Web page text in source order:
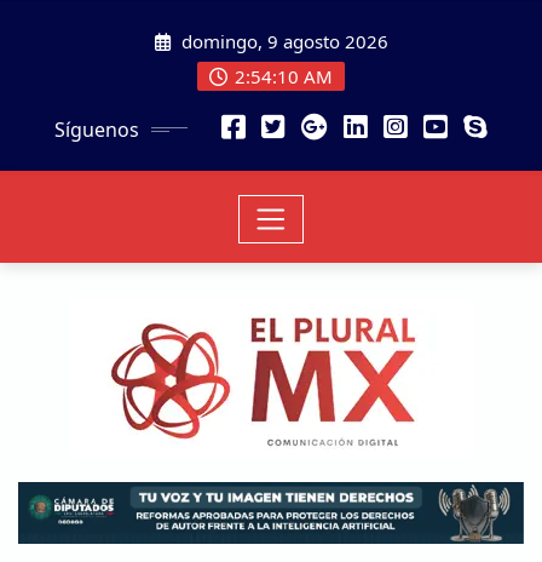
domingo, 9 agosto 2026
2:54:11 AM
Síguenos